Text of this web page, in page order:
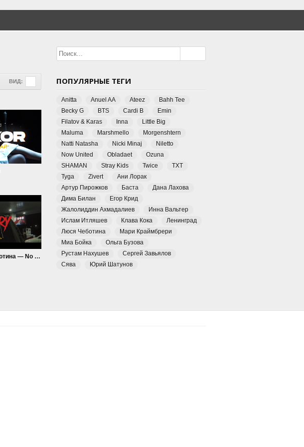
ВИД:
Luxor ft. Люся Чеботина — No Cry
ПОПУЛЯРНЫЕ ТЕГИ
Anitta Anuel AA Ateez
Bahh Tee
Becky G
BTS Cardi B
Emin
Filatov & Karas
Inna
Little Big
Maluma
Marshmello
Morgenshtern
Natti Natasha
Nicki Minaj
Niletto
Now United
Obladaet
Ozuna
SHAMAN
Stray Kids Twice
TXT
Tyga
Zivert
Ани Лорак
Артур Пирожков
Баста
Дана Лахова
Дима Билан
Егор Крид
Жалолиддин Ахмадалиев
Инна Вальтер
Ислам Итляшев
Клава Кока
Ленинград
Люся Чеботина
Мари Краймбрери
Миа Бойка
Ольга Бузова
Рустам Нахушев
Сергей Завьялов
Сява
Юрий Шатунов